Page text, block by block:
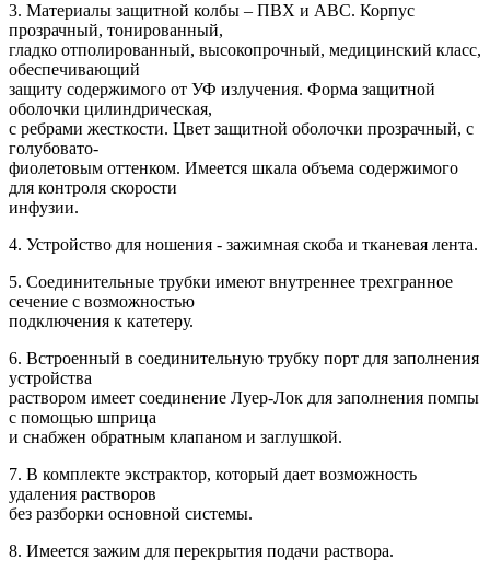
3. Материалы защитной колбы – ПВХ и АВС. Корпус
прозрачный, тонированный,
гладко отполированный, высокопрочный, медицинский класс,
обеспечивающий
защиту содержимого от УФ излучения. Форма защитной
оболочки цилиндрическая,
с ребрами жесткости. Цвет защитной оболочки прозрачный, с
голубовато-
фиолетовым оттенком. Имеется шкала объема содержимого
для контроля скорости
инфузии.
4. Устройство для ношения - зажимная скоба и тканевая лента.
5. Соединительные трубки имеют внутреннее трехгранное
сечение с возможностью
подключения к катетеру.
6. Встроенный в соединительную трубку порт для заполнения
устройства
раствором имеет соединение Луер-Лок для заполнения помпы
с помощью шприца
и снабжен обратным клапаном и заглушкой.
7. В комплекте экстрактор, который дает возможность
удаления растворов
без разборки основной системы.
8. Имеется зажим для перекрытия подачи раствора.